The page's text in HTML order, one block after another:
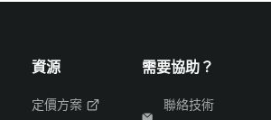
資源
定價方案
需要協助？
聯絡技術